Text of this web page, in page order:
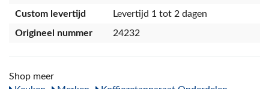
Custom levertijd
Levertijd 1 tot 2 dagen
Origineel nummer
24232
Shop meer